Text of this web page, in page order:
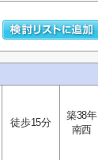
徒歩15分
築38年
南西